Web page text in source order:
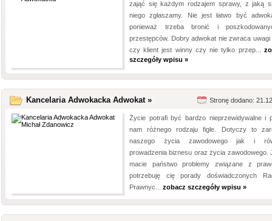
zająć się każdym rodzajem sprawy, z jaką
niego zgłaszamy. Nie jest łatwo być
ponieważ trzeba bronić i
przestępców. Dobry adwokat nie zwraca uwagi
czy klient jest winny czy nie tylko przep...
szczegóły wpisu »
Kancelaria Adwokacka Adwokat » Stronę dodano:
Życie potrafi być bardzo nieprzewidywalne i
nam różnego rodzaju figle. Dotyczy to
naszego życia zawodowego jak i
prowadzenia biznesu oraz życia zawodowego.
macie państwo problemy związane z
potrzebuję cię porady doświadczonych
Prawnyc... zobacz szczegóły wpisu »